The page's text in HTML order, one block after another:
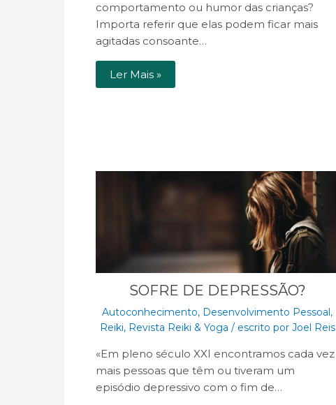
comportamento ou humor das crianças?
Importa referir que elas podem ficar mais
agitadas consoante…
Ler Mais »
SOFRE DE DEPRESSÃO?
Autoconhecimento, Desenvolvimento Pessoal,
Reiki, Revista Reiki & Yoga / escrito por Joel Reis
«Em pleno século XXI encontramos cada vez
mais pessoas que têm ou tiveram um
episódio depressivo com o fim de…